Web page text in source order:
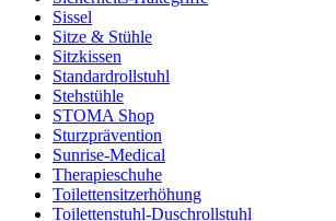
Sissel
Sitze & Stühle
Sitzkissen
Standardrollstuhl
Stehstühle
STOMA Shop
Sturzprävention
Sunrise-Medical
Therapieschuhe
Toilettensitzerhöhung
Toilettenstuhl-Duschrollstuhl